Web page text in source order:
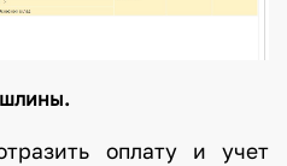
оплату и учет